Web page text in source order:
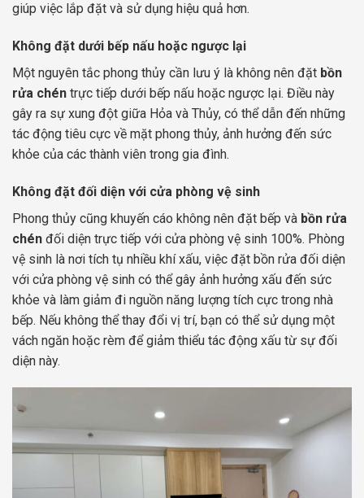
giúp việc lắp đặt và sử dụng hiệu quả hơn.
Không đặt dưới bếp nấu hoặc ngược lại
Một nguyên tắc phong thủy cần lưu ý là không nên đặt bồn
rửa chén trực tiếp dưới bếp nấu hoặc ngược lại. Điều này
gây ra sự xung đột giữa Hỏa và Thủy, có thể dẫn đến những
tác động tiêu cực về mặt phong thủy, ảnh hưởng đến sức
khỏe của các thành viên trong gia đình.
Không đặt đối diện với cửa phòng vệ sinh
Phong thủy cũng khuyến cáo không nên đặt bếp và bồn rửa
chén đối diện trực tiếp với cửa phòng vệ sinh 100%. Phòng
vệ sinh là nơi tích tụ nhiều khí xấu, việc đặt bồn rửa đối diện
với cửa phòng vệ sinh có thể gây ảnh hưởng xấu đến sức
khỏe và làm giảm đi nguồn năng lượng tích cực trong nhà
bếp. Nếu không thể thay đổi vị trí, bạn có thể sử dụng một
vách ngăn hoặc rèm để giảm thiểu tác động xấu từ sự đối
diện này.